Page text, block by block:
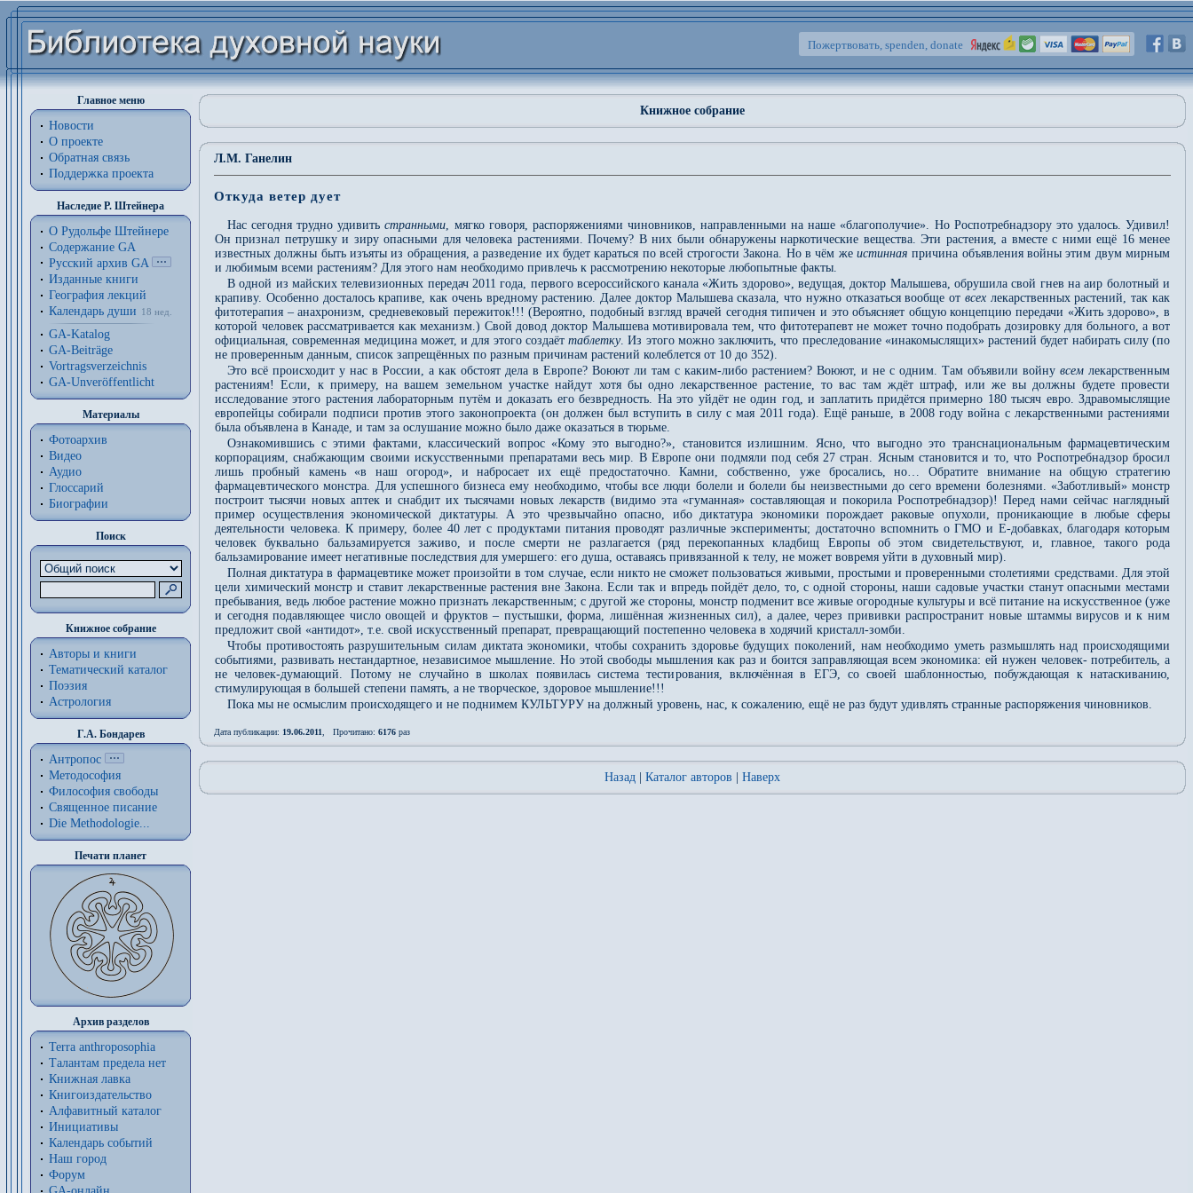
Пожертвовать, spenden, donate
Главное меню
Новости
О проекте
Обратная связь
Поддержка проекта
Наследие Р. Штейнера
О Рудольфе Штейнере
Содержание GA
Русский архив GA
Изданные книги
География лекций
Календарь души
18 нед.
GA-Katalog
GA-Beiträge
Vortragsverzeichnis
GA-Unveröffentlicht
Материалы
Фотоархив
Видео
Аудио
Глоссарий
Биографии
Поиск
Книжное собрание
Авторы и книги
Тематический каталог
Поэзия
Астрология
Г.А. Бондарев
Антропос
Методософия
Философия cвободы
Священное писание
Die Methodologie...
Печати планет
Архив разделов
Terra anthroposophia
Талантам предела нет
Книжная лавка
Книгоиздательство
Алфавитный каталог
Инициативы
Календарь событий
Наш город
Форум
Книжное собрание
Л.М. Ганелин
Откуда ветер дует
Нас сегодня трудно удивитьстранными, мягко говоря, распоряжениями чиновников, направленными на наше «благополучие». Но Роспотребнадзору это удалось. Удивил!
Он признал петрушку и зиру опасными для человека растениями. Почему? В них были обнаружены наркотические вещества. Эти растения, а вместе с ними ещё 16 менее
известных должны быть изъяты из обращения, а разведение их будет караться по всей строгости Закона. Но в чём жеистинная причина объявления войны этим двум мирным
и любимым всеми растениям? Для этого нам необходимо привлечь к рассмотрению некоторые любопытные факты.
В одной из майских телевизионных передач 2011 года, первого всероссийского канала «Жить здорово», ведущая, доктор Малышева, обрушила свой гнев на аир болотный и
крапиву. Особенно досталось крапиве, как очень вредному растению. Далее доктор Малышева сказала, что нужно отказаться вообще от всехлекарственных растений, так как
фитотерапия – анахронизм, средневековый пережиток!!! (Вероятно, подобный взгляд врачей сегодня типичен и это объясняет общую концепцию передачи «Жить здорово», в
которой человек рассматривается как механизм.) Свой довод доктор Малышева мотивировала тем, что фитотерапевт не может точно подобрать дозировку для больного, а вот
официальная, современная медицина может, и для этого создаёт таблетку. Из этого можно заключить, что преследование «инакомыслящих» растений будет набирать силу (по
не проверенным данным, список запрещённых по разным причинам растений колеблется от 10 до 352).
Это всё происходит у нас в России, а как обстоят дела в Европе? Воюют ли там с каким-либо растением? Воюют, и не с одним. Там объявили войну всем лекарственным
растениям! Если, к примеру, на вашем земельном участке найдут хотя бы одно лекарственное растение, то вас там ждёт штраф, или же вы должны будете провести
исследование этого растения лабораторным путём и доказать его безвредность. На это уйдёт не один год, и заплатить придётся примерно 180 тысяч евро. Здравомыслящие
европейцы собирали подписи против этого законопроекта (он должен был вступить в силу с мая 2011 года). Ещё раньше, в 2008 году война с лекарственными растениями
была объявлена в Канаде, и там за ослушание можно было даже оказаться в тюрьме.
Ознакомившись с этими фактами, классический вопрос «Кому это выгодно?», становится излишним. Ясно, что выгодно это транснациональным фармацевтическим
корпорациям, снабжающим своими искусственными препаратами весь мир. В Европе они подмяли под себя 27 стран. Ясным становится и то, что Роспотребнадзор бросил
лишь пробный камень «в наш огород», и набросает их ещё предостаточно. Камни, собственно, уже бросались, но… Обратите внимание на общую стратегию
фармацевтического монстра. Для успешного бизнеса ему необходимо, чтобы все люди болели и болели бы неизвестными до сего времени болезнями. «Заботливый» монстр
построит тысячи новых аптек и снабдит их тысячами новых лекарств (видимо эта «гуманная» составляющая и покорила Роспотребнадзор)! Перед нами сейчас наглядный
пример осуществления экономической диктатуры. А это чрезвычайно опасно, ибо диктатура экономики порождает раковые опухоли, проникающие в любые сферы
деятельности человека. К примеру, более 40 лет с продуктами питания проводят различные эксперименты; достаточно вспомнить о ГМО и Е-добавках, благодаря которым
человек буквально бальзамируется заживо, и после смерти не разлагается (ряд перекопанных кладбищ Европы об этом свидетельствуют, и, главное, такого рода
бальзамирование имеет негативные последствия для умершего: его душа, оставаясь привязанной к телу, не может вовремя уйти в духовный мир).
Полная диктатура в фармацевтике может произойти в том случае, если никто не сможет пользоваться живыми, простыми и проверенными столетиями средствами. Для этой
цели химический монстр и ставит лекарственные растения вне Закона. Если так и впредь пойдёт дело, то, с одной стороны, наши садовые участки станут опасными местами
пребывания, ведь любое растение можно признать лекарственным; с другой же стороны, монстр подменит все живые огородные культуры и всё питание на искусственное (уже
и сегодня подавляющее число овощей и фруктов – пустышки, форма, лишённая жизненных сил), а далее, через прививки распространит новые штаммы вирусов и к ним
предложит свой «антидот», т.е. свой искусственный препарат, превращающий постепенно человека в ходячий кристалл-зомби.
Чтобы противостоять разрушительным силам диктата экономики, чтобы сохранить здоровье будущих поколений, нам необходимо уметь размышлять над происходящими
событиями, развивать нестандартное, независимое мышление. Но этой свободы мышления как раз и боится заправляющая всем экономика: ей нужен человек- потребитель, а
не человек-думающий. Потому не случайно в школах появилась система тестирования, включённая в ЕГЭ, со своей шаблонностью, побуждающая к натаскиванию,
стимулирующая в большей степени память, а не творческое, здоровое мышление!!!
Пока мы не осмыслим происходящего и не поднимем КУЛЬТУРУ на должный уровень, нас, к сожалению, ещё не раз будут удивлять странные распоряжения чиновников.
Дата публикации: 19.06.2011, Прочитано: 6176 раз
Назад Каталог авторов Наверх